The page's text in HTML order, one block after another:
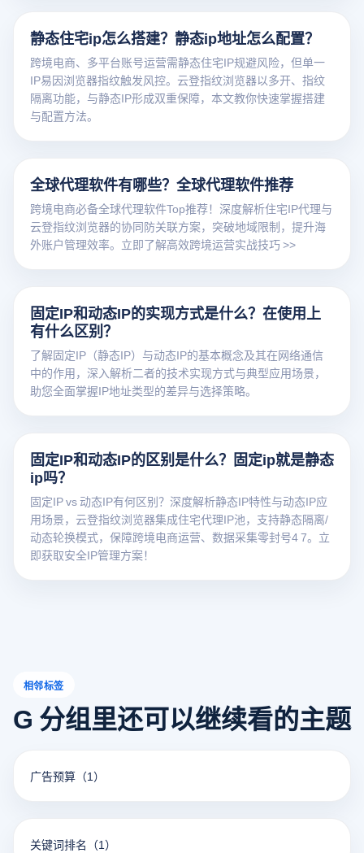
静态住宅ip怎么搭建？静态ip地址怎么配置？
跨境电商、多平台账号运营需静态住宅IP规避风险，但单一
IP易因浏览器指纹触发风控。云登指纹浏览器以多开、指纹
隔离功能，与静态IP形成双重保障，本文教你快速掌握搭建
与配置方法。
全球代理软件有哪些？全球代理软件推荐
跨境电商必备全球代理软件Top推荐！深度解析住宅IP代理与
云登指纹浏览器的协同防关联方案，突破地域限制，提升海
外账户管理效率。立即了解高效跨境运营实战技巧 >>
固定IP和动态IP的实现方式是什么？在使用上
有什么区别？
了解固定IP（静态IP）与动态IP的基本概念及其在网络通信
中的作用，深入解析二者的技术实现方式与典型应用场景，
助您全面掌握IP地址类型的差异与选择策略。
固定IP和动态IP的区别是什么？固定ip就是静态
ip吗？
固定IP vs 动态IP有何区别？深度解析静态IP特性与动态IP应
用场景，云登指纹浏览器集成住宅代理IP池，支持静态隔离/
动态轮换模式，保障跨境电商运营、数据采集零封号4 7。立
即获取安全IP管理方案！
相邻标签
G 分组里还可以继续看的主题
广告预算 （1）
关键词排名 （1）